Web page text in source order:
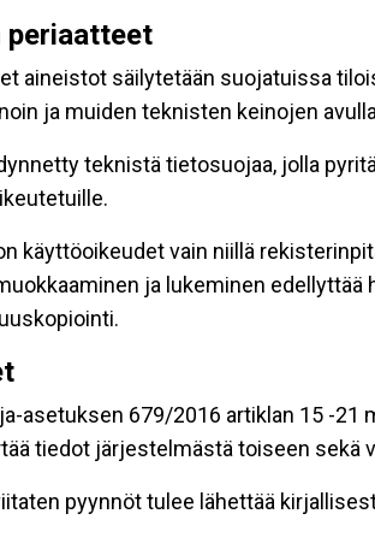
periaatteet
aineistot säilytetään suojatuissa
ja muiden teknisten keinojen
teknistä tietosuojaa, jolla
käyttöoikeudet vain niillä
ja lukeminen
asetuksen 679/2016 artiklan 15 -
tiedot järjestelmästä toiseen sekä
pyynnöt tulee lähettää